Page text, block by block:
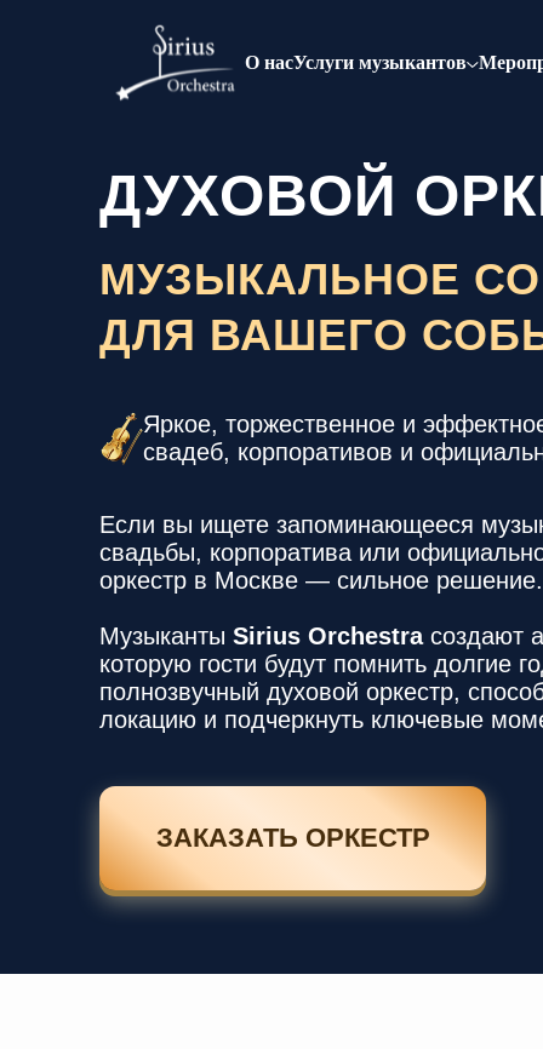
О насУслуги музыкантов
ЗАКАЗАТЬ ОРКЕСТР
МУЗЫКАЛЬНОЕ
ДЛЯ ВАШЕГО
ДУХОВОЙ
Если вы ищете запоминающееся
свадьбы, корпоратива или
оркестр в Москве — сильное решение.
Музыканты Sirius Orchestraсоздают
которую гости будут помнить долгие
полнозвучный духовой оркестр,
локацию и подчеркнуть ключевые
Яркое, торжественное и
свадеб, корпоративов и